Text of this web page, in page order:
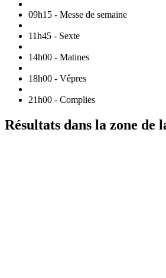
09h15 - Messe de semaine
11h45 - Sexte
14h00 - Matines
18h00 - Vêpres
21h00 - Complies
Résultats dans la zone de